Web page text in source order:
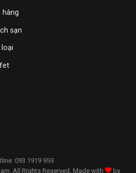
hàng
sạn
093 1919 959
All Rights Reserved. Made with
by